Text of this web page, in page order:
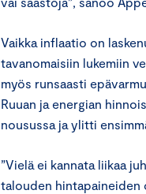
Vaikka inflaatio on
tavanomaisiin lukemiin
myös runsaasti
Ruuan ja energian
nousussa ja ylitti
”Vielä ei kannata liikaa
talouden hintapaineiden